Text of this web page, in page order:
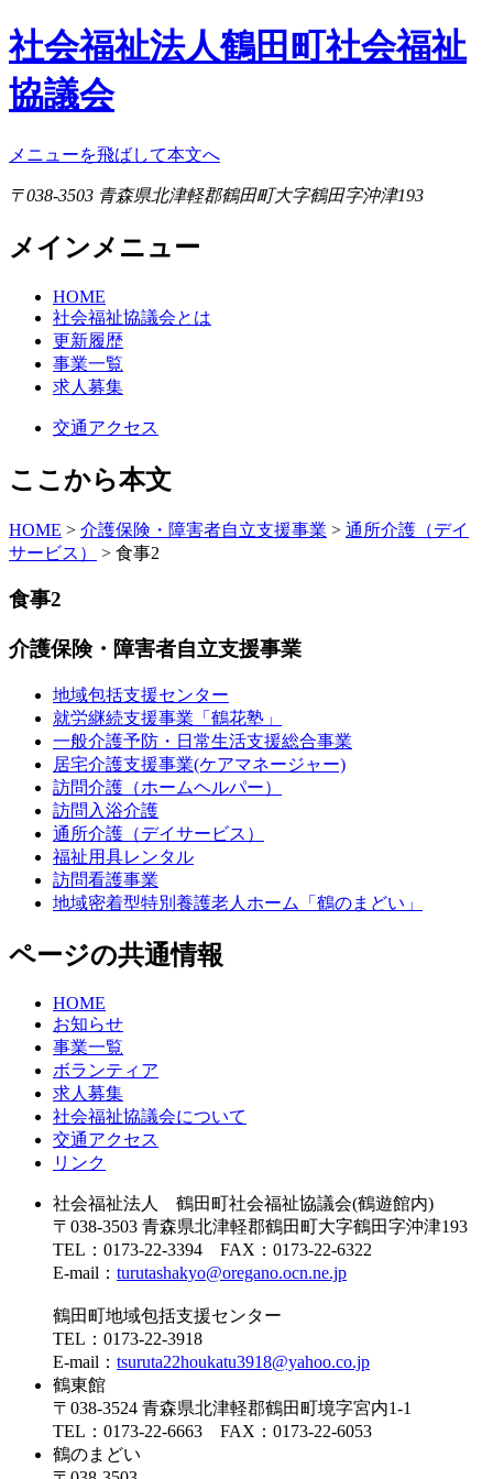
社会福祉法人鶴田町社会福祉
協議会
メニューを飛ばして本文へ
〒038-3503 青森県北津軽郡鶴田町大字鶴田字沖津193
メインメニュー
HOME
社会福祉協議会とは
更新履歴
事業一覧
求人募集
交通アクセス
ここから本文
HOME > 介護保険・障害者自立支援事業 > 通所介護（デイ
サービス）
> 食事2
食事2
介護保険・障害者自立支援事業
地域包括支援センター
就労継続支援事業「鶴花塾」
一般介護予防・日常生活支援総合事業
居宅介護支援事業(ケアマネージャー)
訪問介護（ホームヘルパー）
訪問入浴介護
通所介護（デイサービス）
福祉用具レンタル
訪問看護事業
地域密着型特別養護老人ホーム「鶴のまどい」
ページの共通情報
HOME
お知らせ
事業一覧
ボランティア
求人募集
社会福祉協議会について
交通アクセス
リンク
社会福祉法人 鶴田町社会福祉協議会(鶴遊館内)
〒038-3503 青森県北津軽郡鶴田町大字鶴田字沖津193
TEL：0173-22-3394 FAX：0173-22-6322
E-mail： turutashakyo@oregano.ocn.ne.jp
鶴田町地域包括支援センター
TEL：0173-22-3918
E-mail： tsuruta22houkatu3918@yahoo.co.jp
鶴東館
〒038-3524 青森県北津軽郡鶴田町境字宮内1-1
TEL：0173-22-6663 FAX：0173-22-6053
鶴のまどい